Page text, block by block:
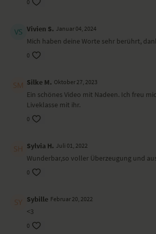
0
Vivien S. Januar 04, 2024
Mich haben deine Worte sehr berührt,
0
Silke M. Oktober 27, 2023
Ein schönes Video mit Nadeen. Ich freu
Liveklasse mit ihr.
0
Sylvia H. Juli 01, 2022
Wunderbar,so voller Überzeugung und
0
Sybille Februar 20, 2022
<3
0